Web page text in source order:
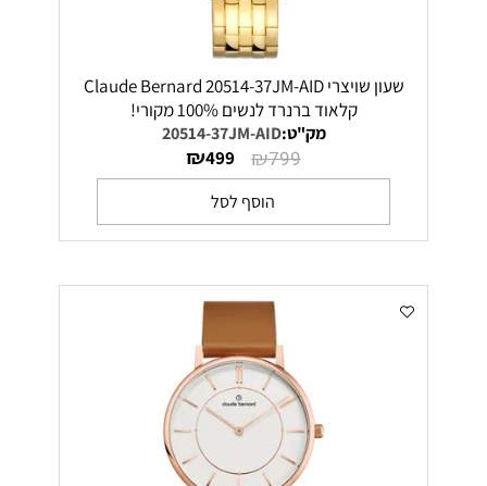
שעון שויצרי Claude Bernard 20514-37JM-AID
קלאוד ברנרד לנשים 100% מקורי!
מק"ט:20514-37JM-AID
₪799
₪499
הוסף לסל